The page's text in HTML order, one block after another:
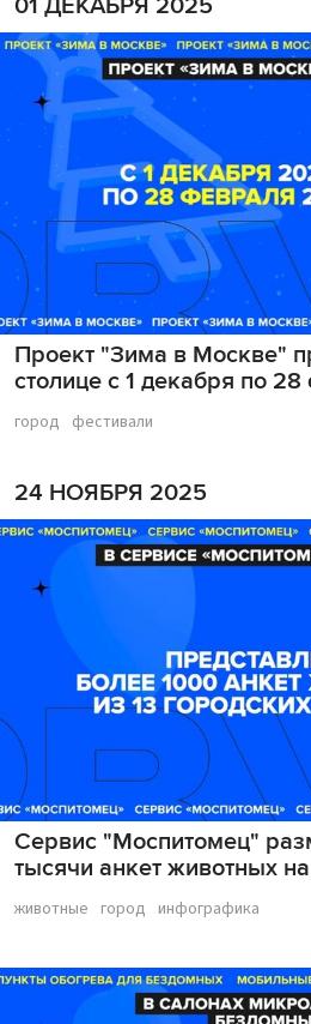
01 ДЕКАБРЯ 2025
Проект "Зима в Москве"
столице с 1 декабря по
город фестивали
24 НОЯБРЯ 2025
Сервис "Моспитомец"
тысячи анкет животных
животные город инфографика